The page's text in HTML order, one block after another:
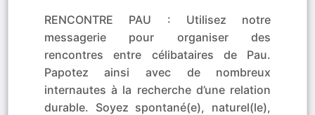
RENCONTRE PAU : Utilisez notre
messagerie pour organiser des
rencontres entre célibataires de Pau.
Papotez ainsi avec de nombreux
internautes à la recherche d’une relation
durable. Soyez spontané(e), naturel(le),